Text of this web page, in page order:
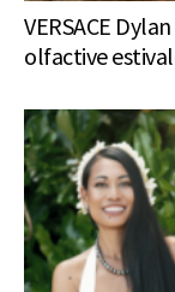
VERSACE
olfactive